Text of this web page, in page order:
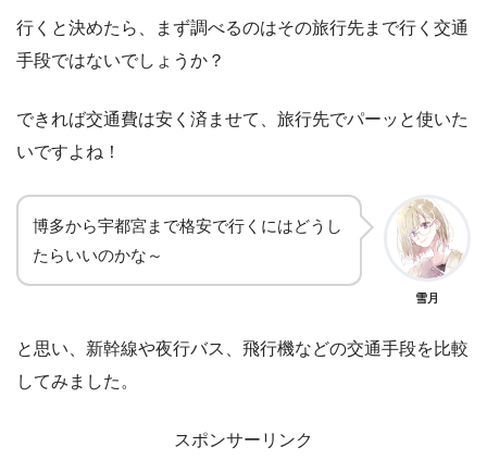
行くと決めたら、まず調べるのはその旅行先まで行く交通
手段ではないでしょうか？
できれば交通費は安く済ませて、旅行先でパーッと使いた
いですよね！
博多から宇都宮まで格安で行くにはどうし
たらいいのかな～
雪月
と思い、新幹線や夜行バス、飛行機などの交通手段を比較
してみました。
スポンサーリンク